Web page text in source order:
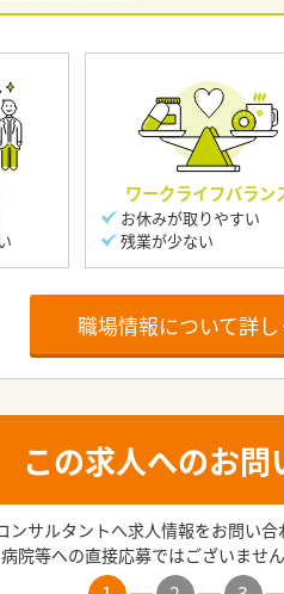
ワークライフバラン
お休みが取りやすい
残業が少ない
職場情報について詳し
この求人へのお問
ンサルタントへ求人情報をお問い合
病院等への直接応募ではございませ